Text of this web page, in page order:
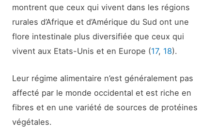
montrent que ceux qui vivent dans les régions
rurales d’Afrique et d’Amérique du Sud ont une
flore intestinale plus diversifiée que ceux qui
vivent aux Etats-Unis et en Europe (17, 18).
Leur régime alimentaire n’est généralement pas
affecté par le monde occidental et est riche en
fibres et en une variété de sources de protéines
végétales.